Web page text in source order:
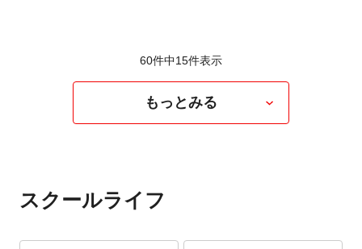
60件中15件表示
もっとみる
スクールライフ